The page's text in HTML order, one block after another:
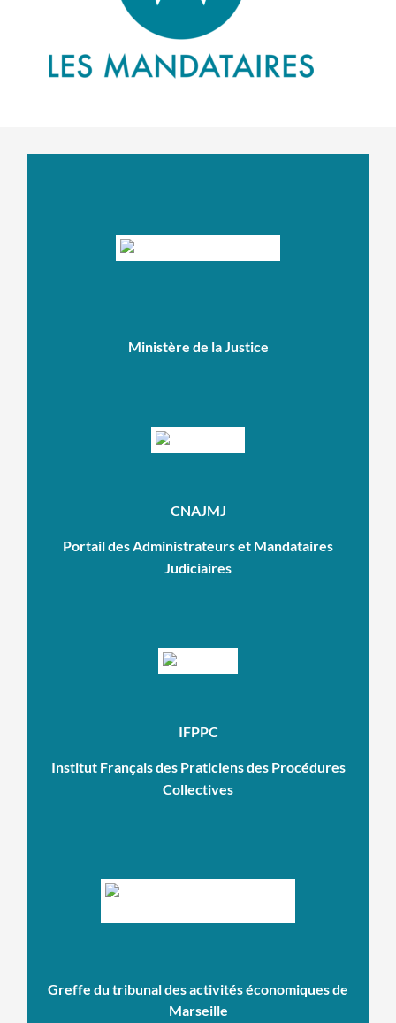
Ministère de la Justice
CNAJMJ
Portail des Administrateurs et Mandataires
Judiciaires
IFPPC
Institut Français des Praticiens des Procédures
Collectives
Greffe du tribunal des activités économiques de
Marseille